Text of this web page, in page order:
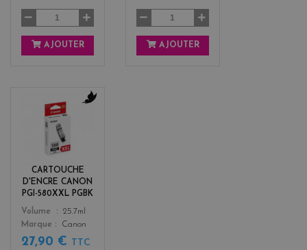
AJOUTER AJOUTER
CARTOUCHE
D'ENCRE CANON
PGI-580XXL PGBK
Color
k
Volume
25.7ml
Marque
Canon
27,90 € TTC